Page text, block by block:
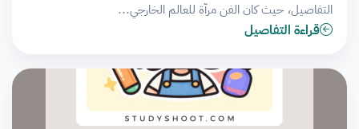
التفاصيل، حيث كان الفن مرآة للعالم الخارجي…
قراءة التفاصيل